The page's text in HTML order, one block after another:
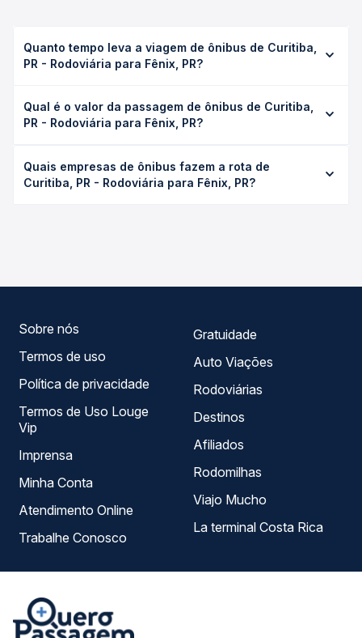
Quanto tempo leva a viagem de ônibus de Curitiba,
PR - Rodoviária para Fênix, PR?
Fênix, PR leva em média 8h, podendo variar conforme a
viação, o tipo de serviço (convencional, executivo ou
exata de cada opção na data desejada.
Qual é o valor da passagem de ônibus de Curitiba,
PR - Rodoviária para Fênix, PR?
Rodoviária para Fênix, PR custa em média R$ 204,57 e
varia conforme a data da viagem, a empresa, o tipo de
Quais empresas de ônibus fazem a rota de
Curitiba, PR - Rodoviária para Fênix, PR?
Sobre nós
Termos de uso
Política de privacidade
Termos de Uso Louge
Vip
Imprensa
Minha Conta
Atendimento Online
Trabalhe Conosco
Gratuidade
Auto Viações
Rodoviárias
Destinos
Afiliados
Rodomilhas
Viajo Mucho
La terminal Costa Rica